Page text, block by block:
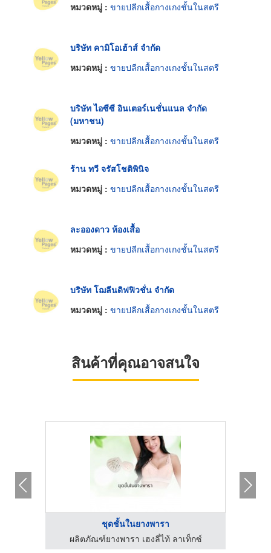
หมวดหมู่ : ขายปลีกเสื้อกางเกงชั้นในสตรี
บริษัท คามิโอเฮ้าส์ จำกัด
หมวดหมู่ : ขายปลีกเสื้อกางเกงชั้นในสตรี
บริษัท ไอซีซี อินเตอร์เนชั่นแนล จำกัด
(มหาชน)
หมวดหมู่ : ขายปลีกเสื้อกางเกงชั้นในสตรี
ร้าน ทวี จรัสโชติพินิจ
หมวดหมู่ : ขายปลีกเสื้อกางเกงชั้นในสตรี
ละอองดาว ห้องเสื้อ
หมวดหมู่ : ขายปลีกเสื้อกางเกงชั้นในสตรี
บริษัท โฌลีนดิฟฟิวชั่น จำกัด
หมวดหมู่ : ขายปลีกเสื้อกางเกงชั้นในสตรี
สินค้าที่คุณอาจสนใจ
ชุดชั้นในยางพารา
ผลิตภัณฑ์ยางพารา เฮงลี่ไท้ ลาเท็กซ์